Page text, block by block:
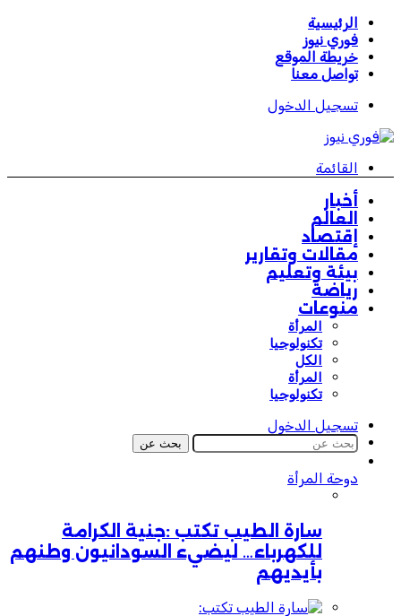
الرئيسية
فوري نيوز
خريطة الموقع
تواصل معنا
تسجيل الدخول
القائمة
أخبار
العالم
إقتصاد
مقالات وتقارير
بيئة وتعليم
رياضة
منوعات
المرأة
تكنولوجيا
الكل
المرأة
تكنولوجيا
تسجيل الدخول
بحث عن
دوحة المرأة
سارة الطيب تكتب :جنية الكرامة
للكهرباء… ليضيء السودانيون وطنهم
بأيديهم